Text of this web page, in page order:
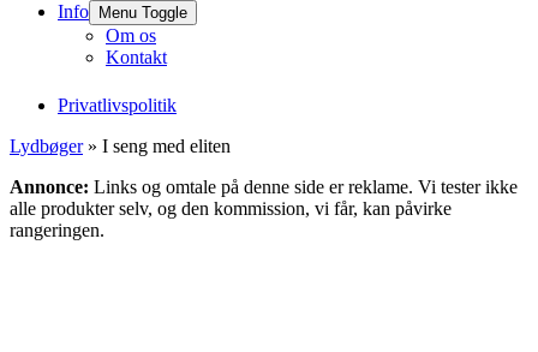
Info
Menu Toggle
Om os
Kontakt
Privatlivspolitik
Lydbøger» I seng med eliten
Annonce: Links og omtale på denne side er reklame. Vi tester ikke
alle produkter selv, og den kommission, vi får, kan påvirke
rangeringen.